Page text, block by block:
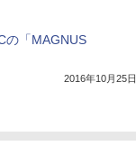
の「MAGNUS
2016年10月25日